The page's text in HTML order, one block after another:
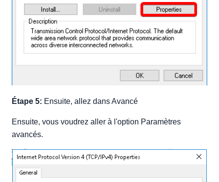
Étape 5: Ensuite, allez dans Avancé
Ensuite, vous voudrez aller à l'option Paramètres
avancés.